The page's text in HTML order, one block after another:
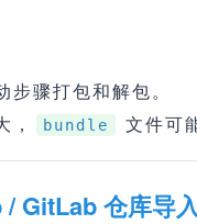
步骤打包和解包。
，
bundle 文件可
GitLab 仓库导